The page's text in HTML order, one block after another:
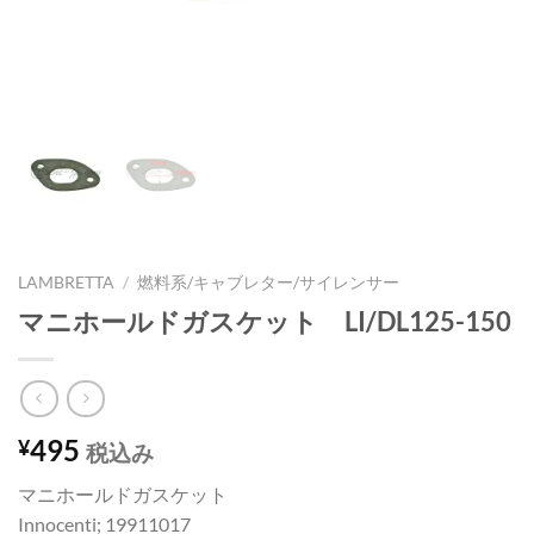
LAMBRETTA / 燃料系/キャブレター/サイレンサー
マニホールドガスケット LI/DL125-150
¥495 税込み
マニホールドガスケット
Innocenti; 19911017